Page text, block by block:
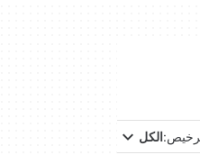
الكل